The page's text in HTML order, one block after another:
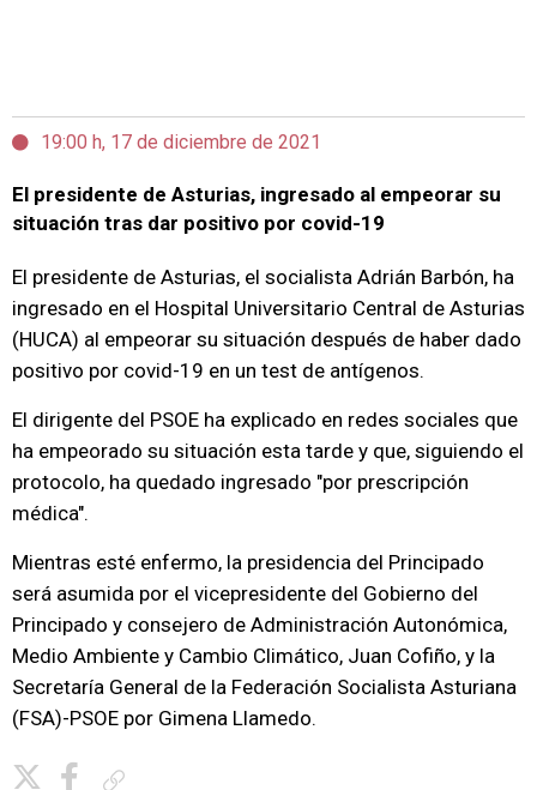
19:00 h, 17 de diciembre de 2021
El presidente de Asturias, ingresado al empeorar su
situación tras dar positivo por covid-19
El presidente de Asturias, el socialista Adrián Barbón, ha
ingresado en el Hospital Universitario Central de Asturias
(HUCA) al empeorar su situación después de haber dado
positivo por covid-19 en un test de antígenos.
El dirigente del PSOE ha explicado en redes sociales que
ha empeorado su situación esta tarde y que, siguiendo el
protocolo, ha quedado ingresado "por prescripción
médica".
Mientras esté enfermo, la presidencia del Principado
será asumida por el vicepresidente del Gobierno del
Principado y consejero de Administración Autonómica,
Medio Ambiente y Cambio Climático, Juan Cofiño, y la
Secretaría General de la Federación Socialista Asturiana
(FSA)-PSOE por Gimena Llamedo.